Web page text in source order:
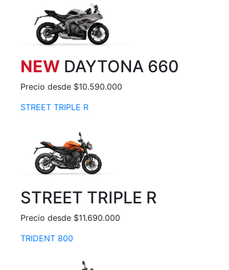
NEW DAYTONA 660
Precio desde $10.590.000
STREET TRIPLE R
STREET TRIPLE R
Precio desde $11.690.000
TRIDENT 800